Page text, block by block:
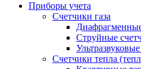
Приборы учета
Счетчики газа
Струйные
Счетчики тепла